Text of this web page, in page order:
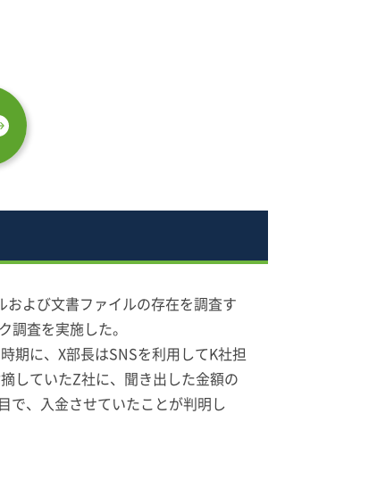
よび文書ファイルの存在を調査す
査を実施した。
期に、X部長はSNSを利用してK社担
していたZ社に、聞き出した金額の
で、入金させていたことが判明し